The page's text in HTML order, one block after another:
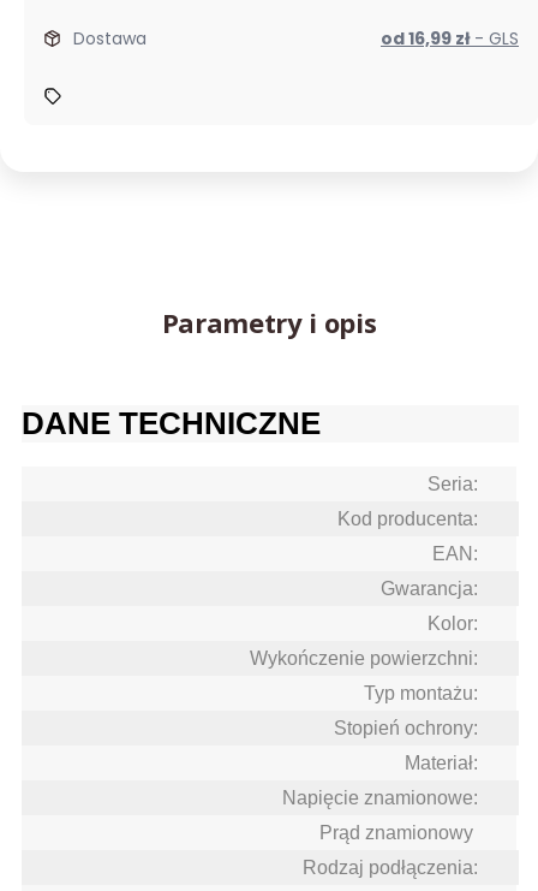
Dostawa od 16,99 zł - GLS
Parametry i opis
DANE TECHNICZNE
Seria:
Kod producenta:
EAN:
Gwarancja:
Kolor:
Wykończenie powierzchni:
Typ montażu:
Stopień ochrony:
Materiał:
Napięcie znamionowe:
Prąd znamionowy
Rodzaj podłączenia: